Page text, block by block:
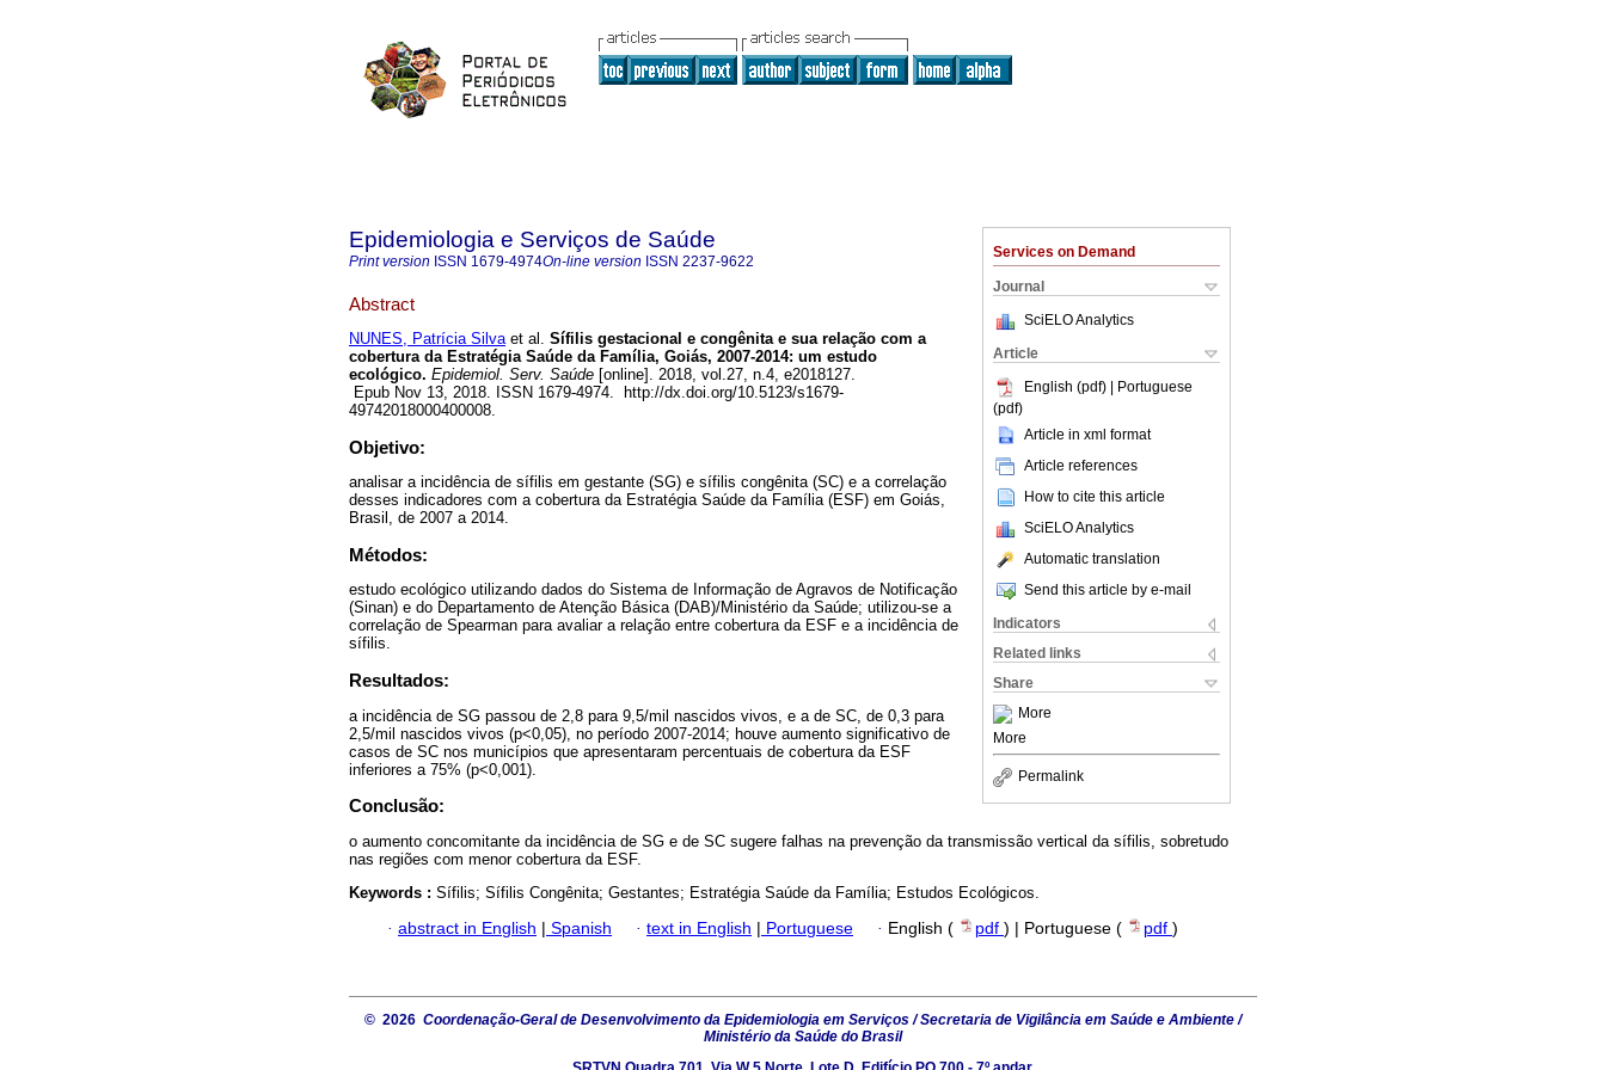
Services on Demand
Journal
SciELO Analytics
Article
English (pdf) | Portuguese
(pdf)
Article in xml format
Article references
How to cite this article
SciELO Analytics
Automatic translation
Send this article by e-mail
Indicators
Related links
Share
More
More
Permalink
Epidemiologia e Serviços de Saúde
Print version ISSN 1679-4974On-line version ISSN 2237-9622
Abstract
NUNES, Patrícia Silvaet al. Sífilis gestacional e congênita e sua relação com a
cobertura da Estratégia Saúde da Família, Goiás, 2007-2014: um estudo
ecológico. Epidemiol. Serv. Saúde [online]. 2018, vol.27, n.4, e2018127.
Epub Nov 13, 2018. ISSN 1679-4974. http://dx.doi.org/10.5123/s1679-
49742018000400008.
Objetivo:
analisar a incidência de sífilis em gestante (SG) e sífilis congênita (SC) e a correlação
desses indicadores com a cobertura da Estratégia Saúde da Família (ESF) em Goiás,
Brasil, de 2007 a 2014.
Métodos:
estudo ecológico utilizando dados do Sistema de Informação de Agravos de Notificação
(Sinan) e do Departamento de Atenção Básica (DAB)/Ministério da Saúde; utilizou-se a
correlação de Spearman para avaliar a relação entre cobertura da ESF e a incidência de
sífilis.
Resultados:
a incidência de SG passou de 2,8 para 9,5/mil nascidos vivos, e a de SC, de 0,3 para
2,5/mil nascidos vivos (p<0,05), no período 2007-2014; houve aumento significativo de
casos de SC nos municípios que apresentaram percentuais de cobertura da ESF
inferiores a 75% (p<0,001).
Conclusão:
o aumento concomitante da incidência de SG e de SC sugere falhas na prevenção da transmissão vertical da sífilis, sobretudo
nas regiões com menor cobertura da ESF.
Keywords : Sífilis; Sífilis Congênita; Gestantes; Estratégia Saúde da Família; Estudos Ecológicos.
· abstract in English Spanish · text in English Portuguese · English ( pdf ) | Portuguese ( pdf )
© 2026 Coordenação-Geral de Desenvolvimento da Epidemiologia em Serviços / Secretaria de Vigilância em Saúde e Ambiente /
Ministério da Saúde do Brasil